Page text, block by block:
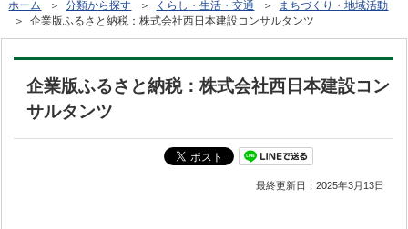
ホーム ＞分類から探す ＞ くらし・生活・交通 ＞
まちづくり・地域活動
＞ 企業版ふるさと納税：株式会社西日本建設コンサルタンツ
企業版ふるさと納税：株式会社西日本建設コン
サルタンツ
最終更新日：2025年3月13日